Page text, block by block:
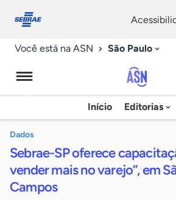
conosco
Você está na ASN São Paulo
Início Editorias
Dados
Sebrae-SP oferece
vender mais no varejo”, em
Campos